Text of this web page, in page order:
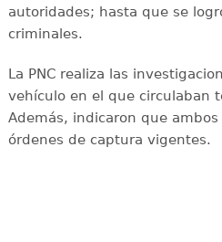
autoridades; hasta que se
criminales.
La PNC realiza las
vehículo en el que circulaban
Además, indicaron que
órdenes de captura vigentes.